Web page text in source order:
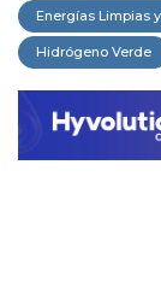
Energías Limpias
Hidrógeno Verde